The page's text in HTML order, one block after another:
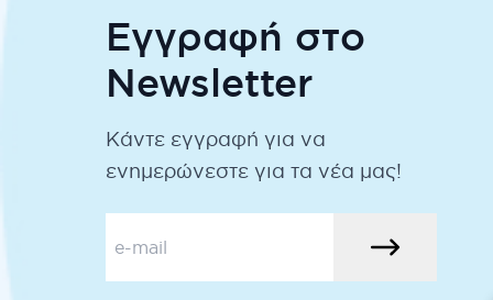
Εγγραφή στο
Newsletter
Κάντε εγγραφή για να
ενημερώνεστε για τα νέα μας!